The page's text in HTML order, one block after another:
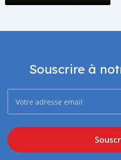
Souscrire à